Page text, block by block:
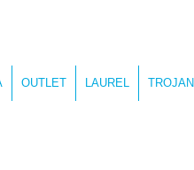
OUTLET LAUREL TROJAN